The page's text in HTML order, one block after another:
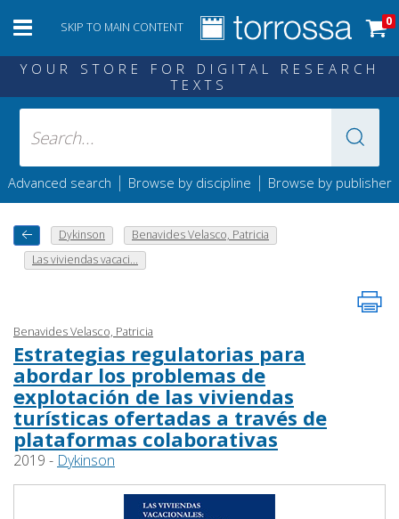
SKIP TO MAIN CONTENT 0
YOUR STORE FOR DIGITAL RESEARCH
TEXTS
Advanced search | Browse by discipline | Browse by publisher
Dykinson
Benavides Velasco, Patricia
Las viviendas vacaci...
Benavides Velasco, Patricia
Estrategias regulatorias para
abordar los problemas de
explotación de las viviendas
turísticas ofertadas a través de
plataformas colaborativas
2019 - Dykinson